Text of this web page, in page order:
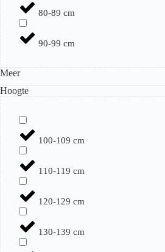
80-89 cm
90-99 cm
Meer
Hoogte
100-109 cm
110-119 cm
120-129 cm
130-139 cm